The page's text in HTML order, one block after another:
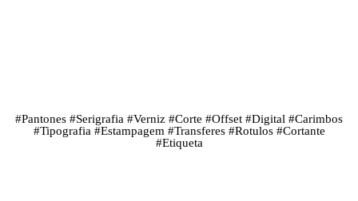
#Pantones #Serigrafia #Verniz #Corte #Offset #Digital #Carimbos
#Tipografia #Estampagem #Transferes#Rotulos#Cortante
#Etiqueta